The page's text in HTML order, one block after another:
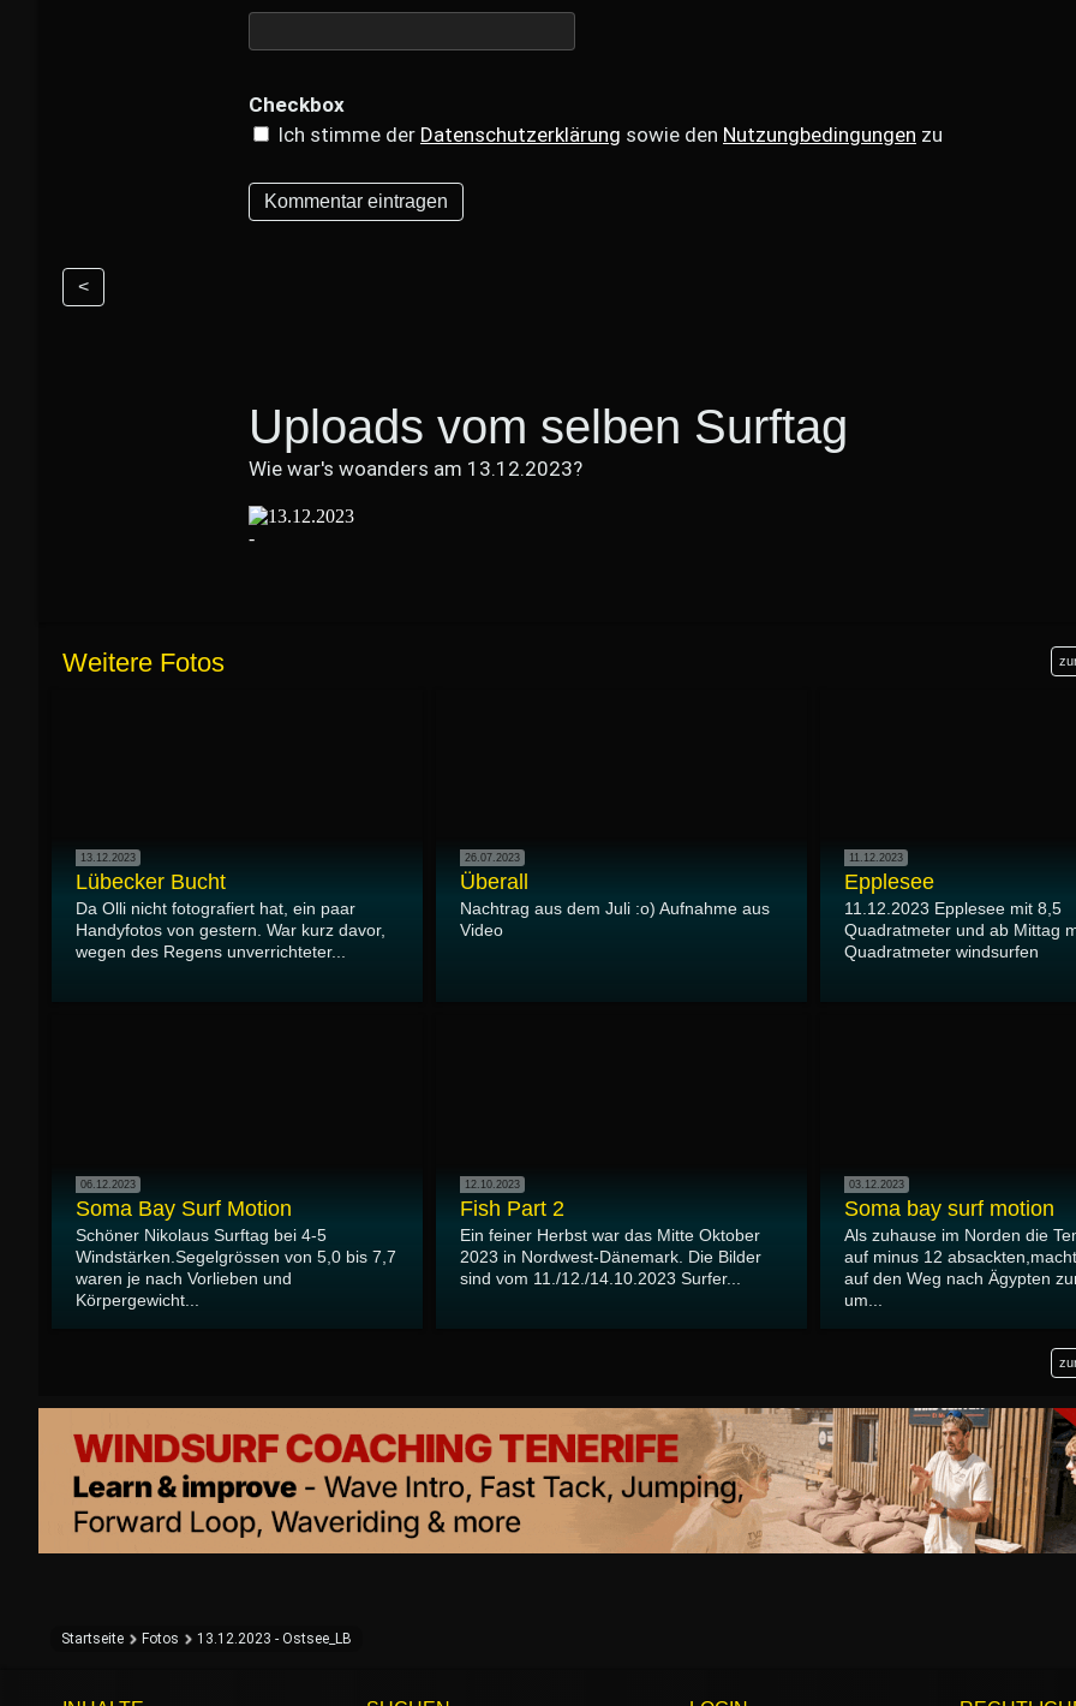
Checkbox
Ich stimme der Datenschutzerklärung sowie den Nutzungbedingungen zu
<
Uploads vom selben Surftag
Wie war's woanders am 13.12.2023?
Weitere Fotos
13.12.2023
Lübecker Bucht
Da Olli nicht fotografiert hat, ein paar
Handyfotos von gestern. War kurz davor,
wegen des Regens unverrichteter...
26.07.2023
Überall
Nachtrag aus dem Juli :o) Aufnahme aus
Video
11.12.2023
Epplesee
11.12.2023 Epplesee mit 8,5
Quadratmeter und ab Mittag
Quadratmeter windsurfen
06.12.2023
Soma Bay Surf Motion
Schöner Nikolaus Surftag bei 4-5
Windstärken.Segelgrössen von 5,0 bis 7,7
waren je nach Vorlieben und
Körpergewicht...
12.10.2023
Fish Part 2
Ein feiner Herbst war das Mitte Oktober
2023 in Nordwest-Dänemark. Die Bilder
sind vom 11./12./14.10.2023 Surfer...
03.12.2023
Soma bay surf motion
Als zuhause im Norden die
auf minus 12
auf den Weg nach Ägypten
um...
Startseite Fotos 13.12.2023 - Ostsee_LB